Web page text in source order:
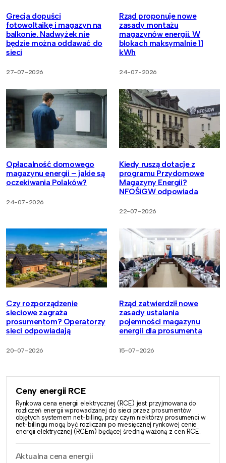
Grecja dopuści
fotowoltaikę i magazyn na
balkonie. Nadwyżek nie
będzie można oddawać do
sieci
27-07-2026
Rząd proponuje nowe
zasady montażu
magazynów energii. W
blokach maksymalnie 11
kWh
24-07-2026
Opłacalność domowego
magazynu energii – jakie są
oczekiwania Polaków?
24-07-2026
Kiedy ruszą dotacje z
programu Przydomowe
Magazyny Energii?
NFOŚiGW odpowiada
22-07-2026
Czy rozporządzenie
sieciowe zagraża
prosumentom? Operatorzy
sieci odpowiadają
20-07-2026
Rząd zatwierdził nowe
zasady ustalania
pojemności magazynu
energii dla prosumenta
15-07-2026
Ceny energii RCE
Rynkowa cena energii elektrycznej (RCE) jest przyjmowana do
rozliczeń energii wprowadzanej do sieci przez prosumentów
objętych systemem net-billing, przy czym niektórzy prosumenci w
net-billingu mogą być rozliczani po miesięcznej rynkowej cenie
energii elektrycznej (RCEm) będącej średnią ważoną z cen RCE.
Aktualna cena energii